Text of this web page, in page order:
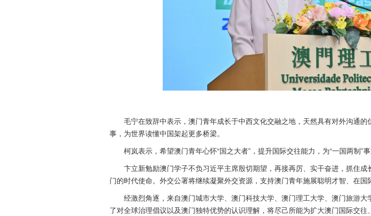
毛宁在致辞中表示，澳门青年成长于中西文化交融之地，天然具有对外沟通
事，为世界读懂中国架起更多桥梁。
柯岚表示，希望澳门青年心怀“国之大者”，提升国际交往能力，为“一国两制”
卞立新勉励澳门学子不负习近平主席殷切期望，再接再厉、实干奋进，抓住
门的时代使命。外交公署将继续凝聚外交资源，支持澳门青年施展聪明才智、在国
经激烈角逐，来自澳门城市大学、澳门科技大学、澳门理工大学、澳门旅游
了对全球治理倡议以及澳门独特优势的认识理解，将尽己所能为扩大澳门国际交往